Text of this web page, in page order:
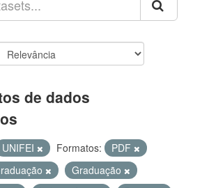
de dados
UNIFEI Formatos:
PDF
Graduação